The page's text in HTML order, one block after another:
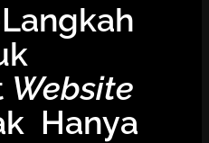
Website
Hanya